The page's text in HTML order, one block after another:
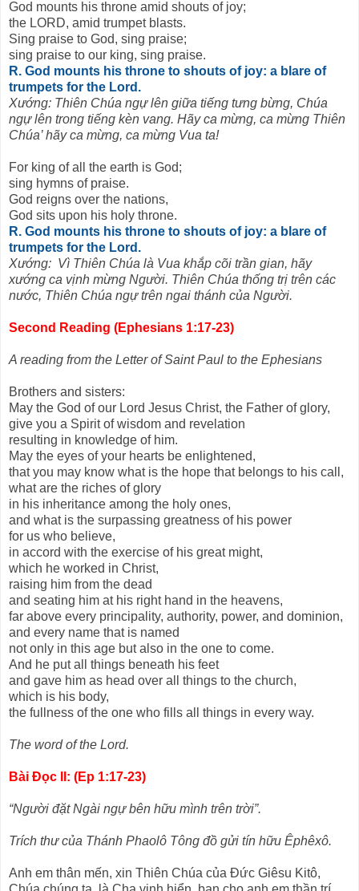
God mounts his throne amid shouts of joy;
the LORD, amid trumpet blasts.
Sing praise to God, sing praise;
sing praise to our king, sing praise.
R. God mounts his throne to shouts of joy: a blare of
trumpets for the Lord.
Xướng: Thiên Chúa ngự lên giữa tiếng tưng bừng, Chúa
ngự lên trong tiếng kèn vang. Hãy ca mừng, ca mừng Thiên
Chúa’ hãy ca mừng, ca mừng Vua ta!
For king of all the earth is God;
sing hymns of praise.
God reigns over the nations,
God sits upon his holy throne.
R. God mounts his throne to shouts of joy: a blare of
trumpets for the Lord.
Xướng: Vì Thiên Chúa là Vua khắp cõi trần gian, hãy
xướng ca vịnh mừng Người. Thiên Chúa thống trị trên các
nước, Thiên Chúa ngự trên ngai thánh của Người.
Second Reading (Ephesians 1:17-23)
A reading from the Letter of Saint Paul to the Ephesians
Brothers and sisters:
May the God of our Lord Jesus Christ, the Father of glory,
give you a Spirit of wisdom and revelation
resulting in knowledge of him.
May the eyes of your hearts be enlightened,
that you may know what is the hope that belongs to his call,
what are the riches of glory
in his inheritance among the holy ones,
and what is the surpassing greatness of his power
for us who believe,
in accord with the exercise of his great might,
which he worked in Christ,
raising him from the dead
and seating him at his right hand in the heavens,
far above every principality, authority, power, and dominion,
and every name that is named
not only in this age but also in the one to come.
And he put all things beneath his feet
and gave him as head over all things to the church,
which is his body,
the fullness of the one who fills all things in every way.
The word of the Lord.
Bài Ðọc II: (Ep 1:17-23)
“Người đặt Ngài ngự bên hữu mình trên trời”.
Trích thư của Thánh Phaolô Tông đồ gửi tín hữu Êphêxô.
Anh em thân mến, xin Thiên Chúa của Ðức Giêsu Kitô,